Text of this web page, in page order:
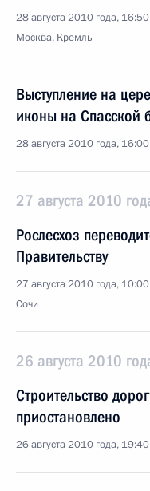
28 августа 2010 года, 16:50
Москва, Кремль
Выступление на
иконы на Спасской
28 августа 2010 года, 16:00
27 августа 2010
Рослесхоз
Правительству
27 августа 2010 года, 10:00
Сочи
26 августа 2010
Строительство
приостановлено
26 августа 2010 года, 19:40